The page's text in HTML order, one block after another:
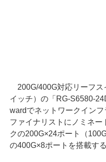
200G/400G対応リーフス
イッチ）の「RG-S6580-
wardでネットワークイン
ファイナリストにノミネ
クの200G×24ポート（
の400G×8ポートを搭載する